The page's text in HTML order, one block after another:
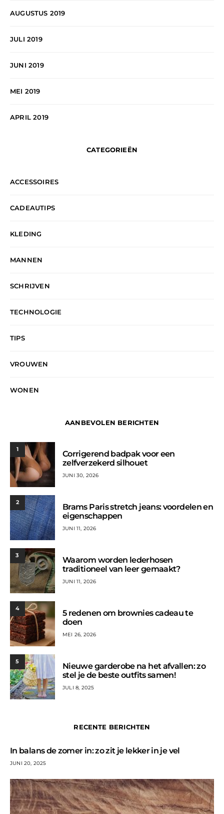
AUGUSTUS 2019
JULI 2019
JUNI 2019
MEI 2019
APRIL 2019
CATEGORIEËN
ACCESSOIRES
CADEAUTIPS
KLEDING
MANNEN
SCHRIJVEN
TECHNOLOGIE
TIPS
VROUWEN
WONEN
AANBEVOLEN BERICHTEN
1
Corrigerend badpak voor een
zelfverzekerd silhouet
JUNI 30, 2026
2
Brams Paris stretch jeans: voordelen en
eigenschappen
JUNI 11, 2026
3
Waarom worden lederhosen
traditioneel van leer gemaakt?
JUNI 11, 2026
4
5 redenen om brownies cadeau te
doen
MEI 26, 2026
5
Nieuwe garderobe na het afvallen: zo
stel je de beste outfits samen!
JULI 8, 2025
RECENTE BERICHTEN
In balans de zomer in: zo zit je lekker in je vel
JUNI 20, 2025